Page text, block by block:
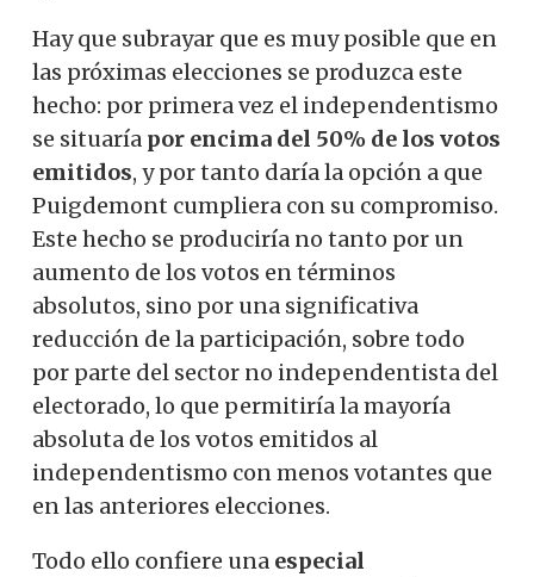
Hay que subrayar que es muy posible que en
las próximas elecciones se produzca este
hecho: por primera vez el independentismo
se situaría por encima del 50% de los votos
emitidos, y por tanto daría la opción a que
Puigdemont cumpliera con su compromiso.
Este hecho se produciría no tanto por un
aumento de los votos en términos
absolutos, sino por una significativa
reducción de la participación, sobre todo
por parte del sector no independentista del
electorado, lo que permitiría la mayoría
absoluta de los votos emitidos al
independentismo con menos votantes que
en las anteriores elecciones.
Todo ello confiere una especial